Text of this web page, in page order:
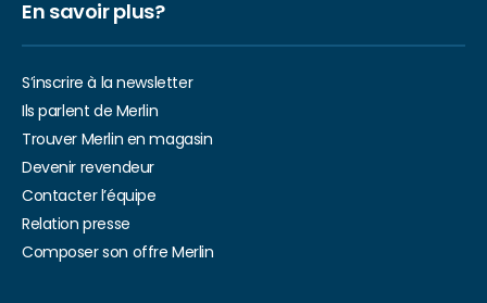
En savoir plus?
S’inscrire à la newsletter
Ils parlent de Merlin
Trouver Merlin en magasin
Devenir revendeur
Contacter l’équipe
Relation presse
Composer son offre Merlin